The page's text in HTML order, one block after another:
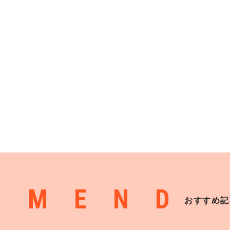
おすすめ